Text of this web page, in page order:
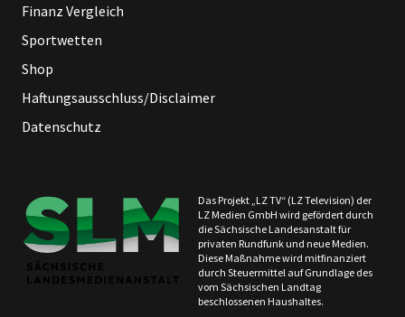
Finanz Vergleich
Sportwetten
Shop
Haftungsausschluss/Disclaimer
Datenschutz
Das Projekt „LZ TV“ (LZ Television) der
LZ Medien GmbH wird gefördert durch
die Sächsische Landesanstalt für
privaten Rundfunk und neue Medien.
Diese Maßnahme wird mitfinanziert
durch Steuermittel auf Grundlage des
vom Sächsischen Landtag
beschlossenen Haushaltes.